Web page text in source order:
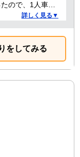
ので、1人車内
は最初と最後
たです！ 部屋
詳しく見る▼
をしてみる